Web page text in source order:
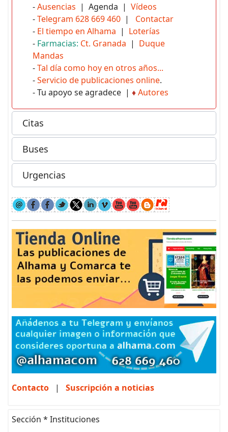
-Ausencias | Agenda | Vídeos
-Telegram 628 669 460 | Contactar
- El tiempo en Alhama | Loterías
- Farmacias: Ct. Granada | Duque
Mandas
-Tal día como hoy en otros años...
-Servicio de publicaciones online.
- Tu apoyo se agradece | ♦Autores
Citas
Buses
Urgencias
Contacto | Suscripción a noticias
Sección * Instituciones